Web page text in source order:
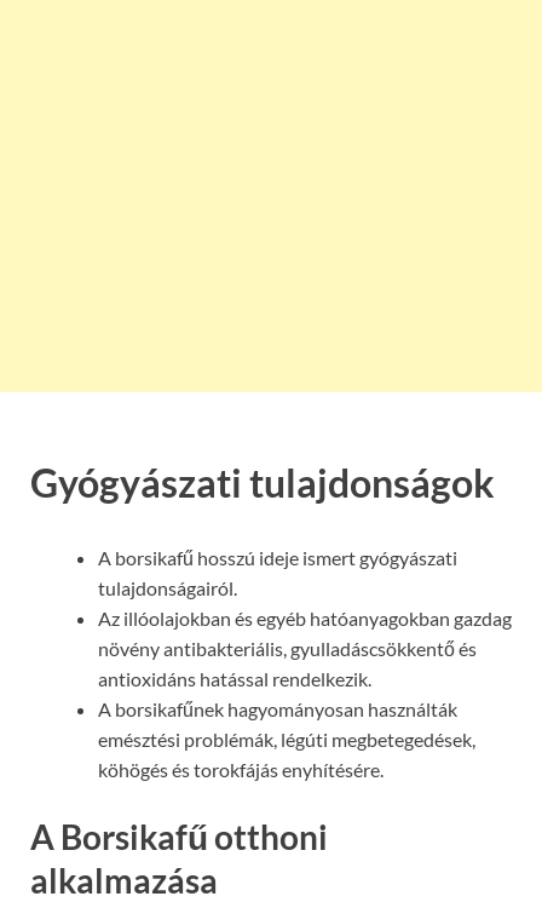
Gyógyászati tulajdonságok
A borsikafű hosszú ideje ismert gyógyászati
tulajdonságairól.
Az illóolajokban és egyéb hatóanyagokban gazdag
növény antibakteriális, gyulladáscsökkentő és
antioxidáns hatással rendelkezik.
A borsikafűnek hagyományosan használták
emésztési problémák, légúti megbetegedések,
köhögés és torokfájás enyhítésére.
A Borsikafű otthoni
alkalmazása